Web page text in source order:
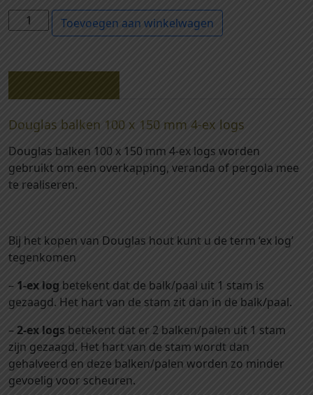
7
7
5
-
o
u
g
s
b
l
k
n
g
e
s
Toevoegen aan winkelwagen
Douglas balken 100 x 150 mm 4-ex logs
Douglas balken 100 x 150 mm 4-ex logs worden
gebruikt om een overkapping, veranda of pergola mee
te realiseren.
Bij het kopen van Douglas hout kunt u de term ‘ex log’
tegenkomen
– 1-ex log betekent dat de balk/paal uit 1 stam is
gezaagd. Het hart van de stam zit dan in de balk/paal.
–2-ex logs betekent dat er 2 balken/palen uit 1 stam
zijn gezaagd. Het hart van de stam wordt dan
gehalveerd en deze balken/palen worden zo minder
gevoelig voor scheuren.